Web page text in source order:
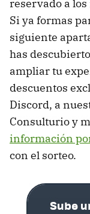
reservado a
Si ya formas
siguiente
has
ampliar tu
descuentos
Discord, a
Consulturio y
información
con el sorteo.
Sube